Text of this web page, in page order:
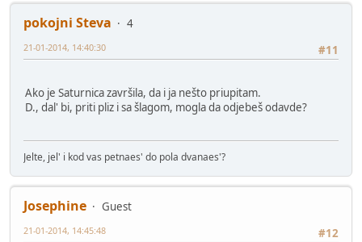
pokojni Steva
4
#11
21-01-2014, 14:40:30
Ako je Saturnica završila, da i ja nešto priupitam.
D., dal' bi, priti pliz i sa šlagom, mogla da odjebeš odavde?
Jelte, jel' i kod vas petnaes' do pola dvanaes'?
Josephine
Guest
#12
21-01-2014, 14:45:48